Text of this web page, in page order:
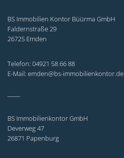
BS Immobilien Kontor Büürma GmbH
Faldernstraße 29
26725 Emden
Telefon: 04921 58 66 88
E-Mail: emden@bs-immobilienkontor.de
BS Immobilienkontor GmbH
Deverweg 47
26871 Papenburg